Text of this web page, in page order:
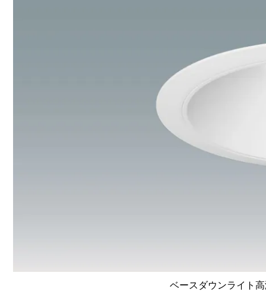
ベースダウンライト